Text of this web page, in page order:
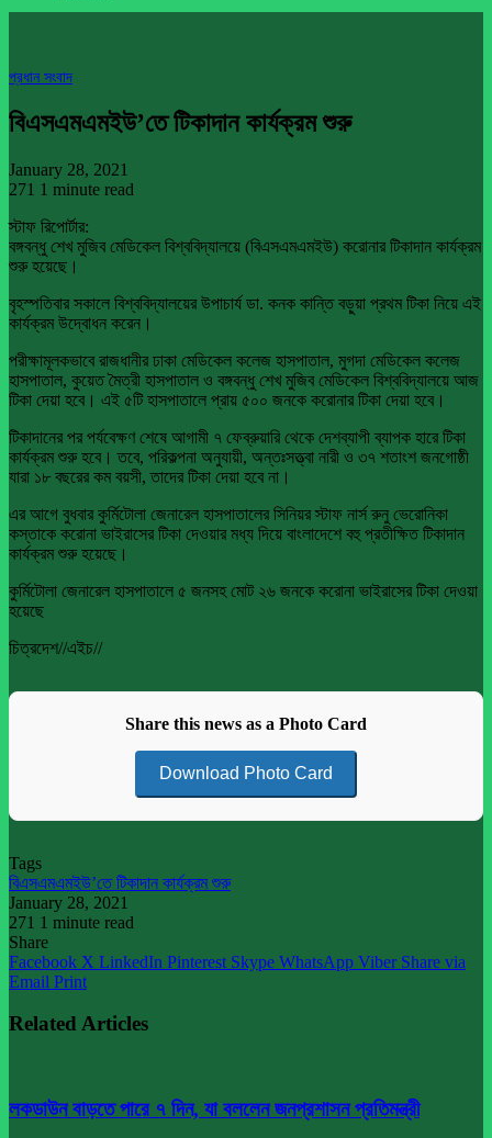
প্রধান সংবাদ
বিএসএমএমইউ’তে টিকাদান কার্যক্রম শুরু
January 28, 2021
271 1 minute read
স্টাফ রিপোর্টার:
বঙ্গবন্ধু শেখ মুজিব মেডিকেল বিশ্ববিদ্যালয়ে (বিএসএমএমইউ) করোনার টিকাদান কার্যক্রম
শুরু হয়েছে।
বৃহস্পতিবার সকালে বিশ্ববিদ্যালয়ের উপাচার্য ডা. কনক কান্তি বড়ুয়া প্রথম টিকা নিয়ে এই
কার্যক্রম উদ্বোধন করেন।
পরীক্ষামূলকভাবে রাজধানীর ঢাকা মেডিকেল কলেজ হাসপাতাল, মুগদা মেডিকেল কলেজ
হাসপাতাল, কুয়েত মৈত্রী হাসপাতাল ও বঙ্গবন্ধু শেখ মুজিব মেডিকেল বিশ্ববিদ্যালয়ে আজ
টিকা দেয়া হবে। এই ৫টি হাসপাতালে প্রায় ৫০০ জনকে করোনার টিকা দেয়া হবে।
টিকাদানের পর পর্যবেক্ষণ শেষে আগামী ৭ ফেব্রুয়ারি থেকে দেশব্যাপী ব্যাপক হারে টিকা
কার্যক্রম শুরু হবে। তবে, পরিকল্পনা অনুযায়ী, অন্তঃসত্ত্বা নারী ও ৩৭ শতাংশ জনগোষ্ঠী
যারা ১৮ বছরের কম বয়সী, তাদের টিকা দেয়া হবে না।
এর আগে বুধবার কুর্মিটোলা জেনারেল হাসপাতালের সিনিয়র স্টাফ নার্স রুনু ভেরোনিকা
কস্তাকে করোনা ভাইরাসের টিকা দেওয়ার মধ্য দিয়ে বাংলাদেশে বহু প্রতীক্ষিত টিকাদান
কার্যক্রম শুরু হয়েছে।
কুর্মিটোলা জেনারেল হাসপাতালে ৫ জনসহ মোট ২৬ জনকে করোনা ভাইরাসের টিকা দেওয়া
হয়েছে
চিত্রদেশ//এইচ//
Share this news as a Photo Card
Download Photo Card
Tags
বিএসএমএমইউ’তে টিকাদান কার্যক্রম শুরু
January 28, 2021
271 1 minute read
Share
Facebook X LinkedIn Pinterest Skype WhatsApp Viber Share via
Email Print
Related Articles
লকডাউন বাড়তে পারে ৭ দিন, যা বললেন জনপ্রশাসন প্রতিমন্ত্রী